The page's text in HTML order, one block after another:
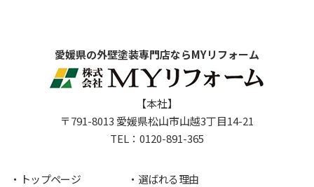
愛媛県の外壁塗装専門店ならMYリフォーム
【本社】
〒791-8013 愛媛県松山市山越3丁目14-21
TEL： 0120-891-365
トップページ
選ばれる理由